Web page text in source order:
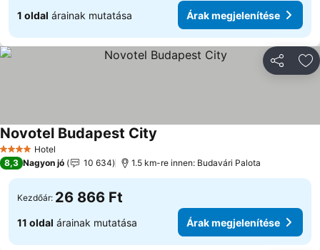
1 oldal árainak mutatása Árak megjelenítése
4 KategóriaHotel
Novotel Budapest City
8,3 Nagyon jó 10 634 1.5 km-re innen: Budavári Palota
Kezdőár: 26 866 Ft
11 oldal árainak mutatása Árak megjelenítése